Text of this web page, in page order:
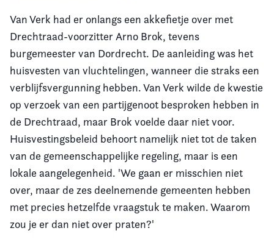
Van Verk had er onlangs een akkefietje over met
Drechtraad-voorzitter Arno Brok, tevens
burgemeester van Dordrecht. De aanleiding was het
huisvesten van vluchtelingen, wanneer die straks een
verblijfsvergunning hebben. Van Verk wilde de kwestie
op verzoek van een partijgenoot besproken hebben in
de Drechtraad, maar Brok voelde daar niet voor.
Huisvestingsbeleid behoort namelijk niet tot de taken
van de gemeenschappelijke regeling, maar is een
lokale aangelegenheid. 'We gaan er misschien niet
over, maar de zes deelnemende gemeenten hebben
met precies hetzelfde vraagstuk te maken. Waarom
zou je er dan niet over praten?'